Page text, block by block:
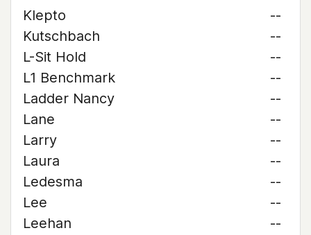
Klepto
--
Kutschbach
--
L-Sit Hold
--
L1 Benchmark
--
Ladder Nancy
--
Lane
--
Larry
--
Laura
--
Ledesma
--
Lee
--
Leehan
--